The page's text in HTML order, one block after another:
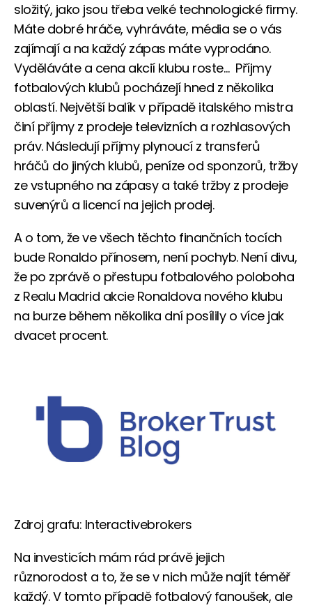
složitý, jako jsou třeba velké technologické firmy.
Máte dobré hráče, vyhráváte, média se o vás
zajímají a na každý zápas máte vyprodáno.
Vyděláváte a cena akcií klubu roste… Příjmy
fotbalových klubů pocházejí hned z několika
oblastí. Největší balík v případě italského mistra
činí příjmy z prodeje televizních a rozhlasových
práv. Následují příjmy plynoucí z transferů
hráčů do jiných klubů, peníze od sponzorů, tržby
ze vstupného na zápasy a také tržby z prodeje
suvenýrů a licencí na jejich prodej.
A o tom, že ve všech těchto finančních tocích
bude Ronaldo přínosem, není pochyb. Není divu,
že po zprávě o přestupu fotbalového poloboha
z Realu Madrid akcie Ronaldova nového klubu
na burze během několika dní posílily o více jak
dvacet procent.
Zdroj grafu: Interactivebrokers
Na investicích mám rád právě jejich
různorodost a to, že se v nich může najít téměř
každý. V tomto případě fotbalový fanoušek, ale